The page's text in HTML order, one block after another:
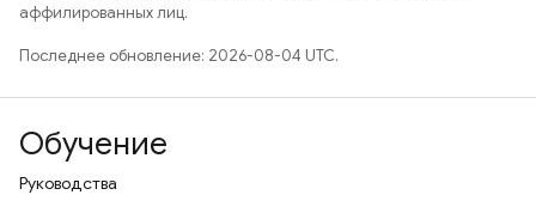
аффилированных лиц.
Последнее обновление: 2026-08-04 UTC.
Обучение
Руководства